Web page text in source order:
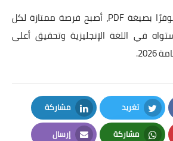
ومع كونه مجانيًا ومتوفرًا بصيغة PDF، أصبح فرصة ممتازة لكل
في اللغة الإنجليزية وتحقيق أعلى
تغريد
Twitter
مشاركة
LinkedIn
مشاركة إرسال